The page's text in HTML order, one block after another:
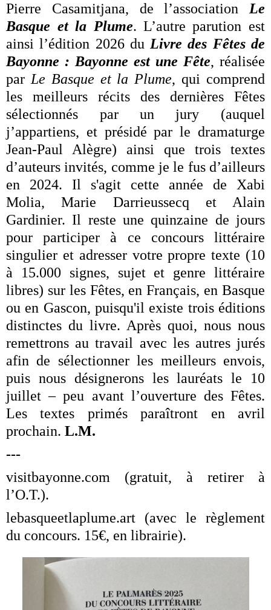
Pierre Casamitjana, de l’association Le
Basque et la Plume. L’autre parution est
ainsi l’édition 2026 du Livre des Fêtes de
Bayonne : Bayonne est une Fête, réalisée
par Le Basque et la Plume, qui comprend
les meilleurs récits des dernières Fêtes
sélectionnés par un jury (auquel
j’appartiens, et présidé par le dramaturge
Jean-Paul Alègre) ainsi que trois textes
d’auteurs invités, comme je le fus d’ailleurs
en 2024. Il s'agit cette année de Xabi
Molia, Marie Darrieussecq et Alain
Gardinier. Il reste une quinzaine de jours
pour participer à ce concours littéraire
singulier et adresser votre propre texte (10
à 15.000 signes, sujet et genre littéraire
libres) sur les Fêtes, en Français, en Basque
ou en Gascon, puisqu'il existe trois éditions
distinctes du livre. Après quoi, nous nous
remettrons au travail avec les autres jurés
afin de sélectionner les meilleurs envois,
puis nous désignerons les lauréats le 10
juillet – peu avant l’ouverture des Fêtes.
Les textes primés paraîtront en avril
prochain.L.M.
---
visitbayonne.com (gratuit, à retirer à
l’O.T.).
lebasqueetlaplume.art (avec le règlement
du concours. 15€, en librairie).